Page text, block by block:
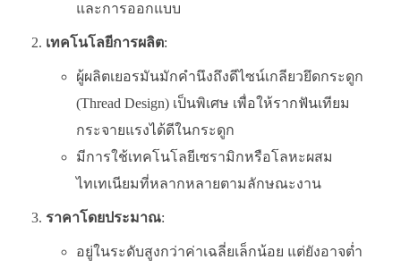
และการออกแบบ
เทคโนโลยีการผลิต:
ผู้ผลิตเยอรมันมักคำนึงถึงดีไซน์เกลียวยึดกระดูก
(Thread Design) เป็นพิเศษ เพื่อให้รากฟันเทียม
กระจายแรงได้ดีในกระดูก
มีการใช้เทคโนโลยีเซรามิกหรือโลหะผสม
ไทเทเนียมที่หลากหลายตามลักษณะงาน
ราคาโดยประมาณ:
อยู่ในระดับสูงกว่าค่าเฉลี่ยเล็กน้อย แต่ยังอาจต่ำ